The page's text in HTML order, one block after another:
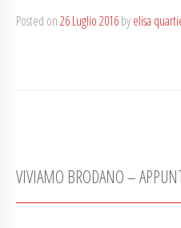
Posted on26 Luglio 2016byelisa
VIVIAMO BRODANO –